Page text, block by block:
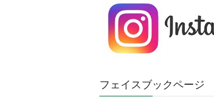
フェイスブックページ